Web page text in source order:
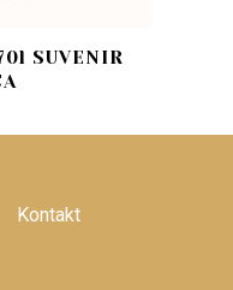
SUVENIR
Kontakt